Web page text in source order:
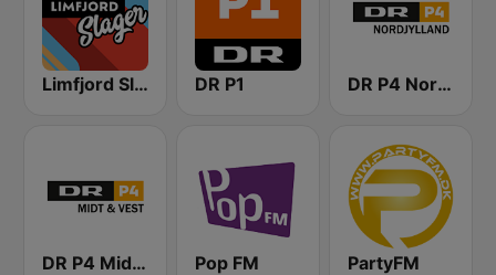
Limfjord Slager DR P1 DR P4 Nordjylland
DR P4 Midt & Vest Pop FM PartyFM